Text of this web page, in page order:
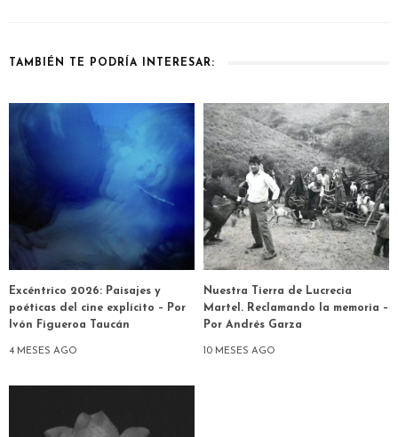
TAMBIÉN TE PODRÍA INTERESAR:
Excéntrico 2026: Paisajes y
poéticas del cine explícito – Por
Ivón Figueroa Taucán
4 MESES AGO
Nuestra Tierra de Lucrecia
Martel. Reclamando la memoria –
Por Andrés Garza
10 MESES AGO